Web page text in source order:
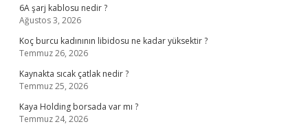
6A şarj kablosu nedir ?
Ağustos 3, 2026
Koç burcu kadınının libidosu ne kadar yüksektir ?
Temmuz 26, 2026
Kaynakta sıcak çatlak nedir ?
Temmuz 25, 2026
Kaya Holding borsada var mı ?
Temmuz 24, 2026